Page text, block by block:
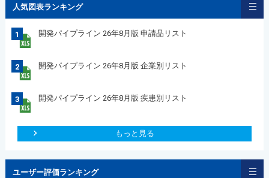
人気図表ランキング
1 開発パイプライン 26年8月版 申請品リスト
2 開発パイプライン 26年8月版 企業別リスト
3 開発パイプライン 26年8月版 疾患別リスト
もっと見る
ユーザー評価ランキング